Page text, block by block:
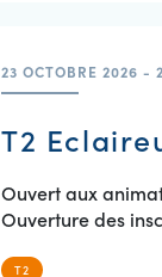
23 OCTOBRE 2026 -
T2
Ouvert aux
Ouverture des
T2